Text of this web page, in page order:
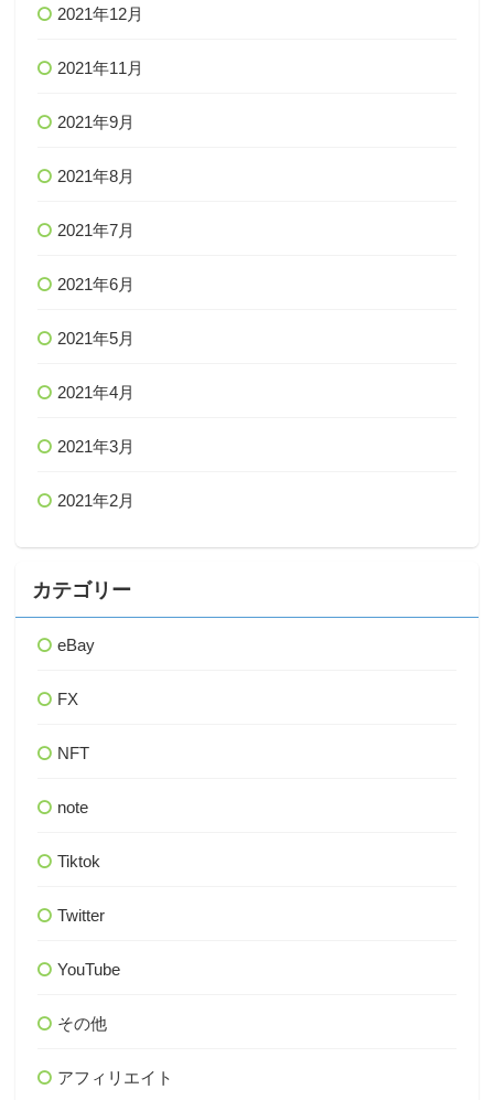
2021年12月
2021年11月
2021年9月
2021年8月
2021年7月
2021年6月
2021年5月
2021年4月
2021年3月
2021年2月
カテゴリー
eBay
FX
NFT
note
Tiktok
Twitter
YouTube
その他
アフィリエイト